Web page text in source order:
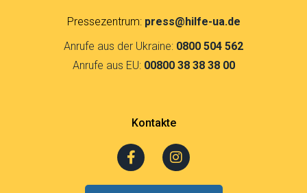
Pressezentrum: press@hilfe-ua.de
Anrufe aus der Ukraine: 0800 504 562
Anrufe aus EU: 00800 38 38 38 00
Kontakte
F
a
I
n